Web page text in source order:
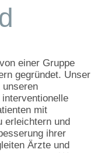
einer Gruppe
gegründet. Unser
interventionelle
mit
erleichtern und
ihrer
Ärzte und